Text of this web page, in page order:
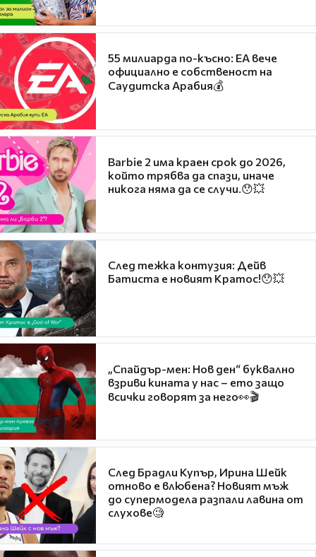
55 милиарда по-късно: EA вече
официално е собственост на
Саудитска Арабия💰
Barbie 2 има краен срок до 2026,
който трябва да спази, иначе
никога няма да се случи.😯💥
След тежка контузия: Дейв
Батиста е новият Кратос!😯💥
„Спайдър-мен: Нов ден“ буквално
взриви кината у нас – ето защо
всички говорят за него👀🎬
След Брадли Купър, Ирина Шейк
отново е влюбена? Новият мъж
до супермодела разпали лавина от
слухове🧐